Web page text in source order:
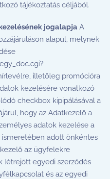
tájékoztatás céljából.
jogalapja A
alapul, melynek
illetőleg promócióra
kezelésére vonatkozó
checkbox kipipálásával a
hogy az Adatkezelő a
adatok kezelése a
ismeretében adott önkéntes
az ügyfelekre
létrejött egyedi szerződés
és az egyedi